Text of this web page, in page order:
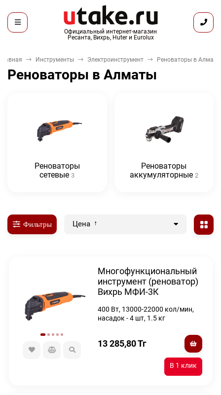
Официальный интернет-магазин
Ресанта, Вихрь, Huter и Eurolux
Инструменты Электроинструмент Реноваторы в Алматы
Реноваторы в Алматы
Реноваторы
сетевые 3
Реноваторы
аккумуляторные 2
Фильтры Цена
Многофункциональный
инструмент (реноватор)
Вихрь МФИ-3К
400 Вт, 13000-22000 кол/мин,
насадок - 4 шт, 1.5 кг
13 285,80Тг